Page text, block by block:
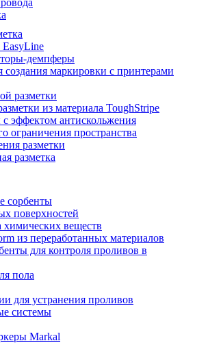
EasyLine
демпферы
маркировки с принтерами
разметки
из материала ToughStripe
эффектом антискольжения
ограничения пространства
разметки
разметка
сорбенты
поверхностей
химических веществ
из переработанных материалов
для контроля проливов в
пола
для устранения проливов
системы
Markal